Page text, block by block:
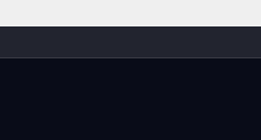
pode adquirir o Knowunity Pro.